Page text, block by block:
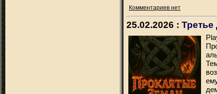
Комментариев нет
25.02.2026 : Третье